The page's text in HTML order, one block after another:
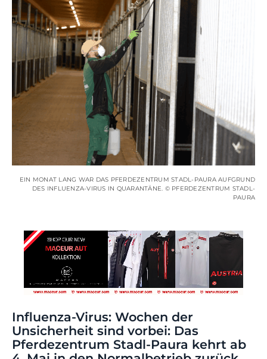
EIN MONAT LANG WAR DAS PFERDEZENTRUM STADL-PAURA AUFGRUND
DES INFLUENZA-VIRUS IN QUARANTÄNE. © PFERDEZENTRUM STADL-
PAURA
Influenza-Virus: Wochen der
Unsicherheit sind vorbei: Das
Pferdezentrum Stadl-Paura kehrt ab